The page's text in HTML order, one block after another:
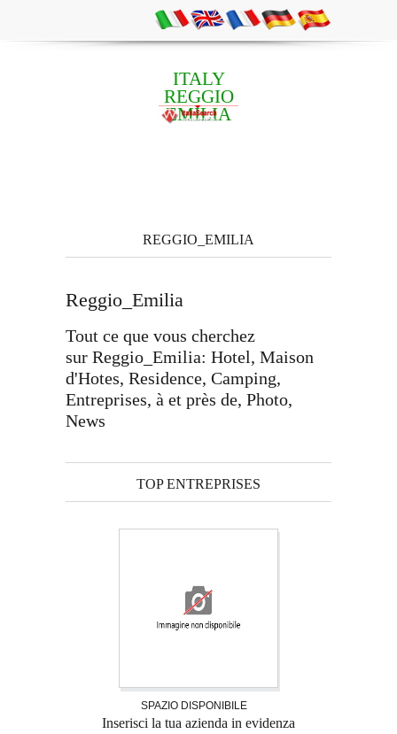
ITALY
REGGIO
EMILIA
REGGIO_EMILIA
Reggio_Emilia
Tout ce que vous cherchez
sur Reggio_Emilia: Hotel, Maison
d'Hotes, Residence, Camping,
Entreprises, à et près de, Photo,
News
TOP ENTREPRISES
SPAZIO DISPONIBILE
Inserisci la tua azienda in evidenza